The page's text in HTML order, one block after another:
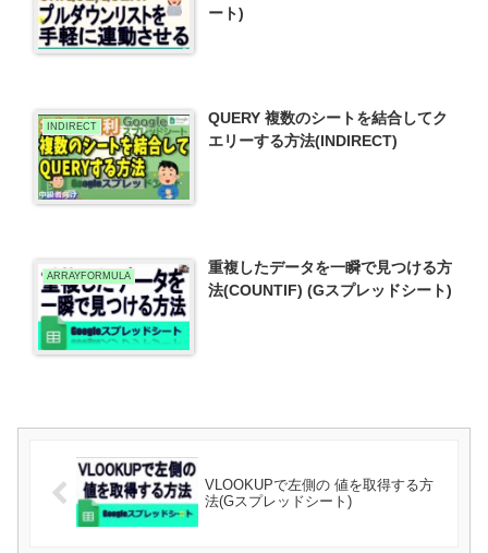
ート)
INDIRECT
QUERY 複数のシートを結合してク
エリーする方法(INDIRECT)
ARRAYFORMULA
重複したデータを一瞬で見つける方
法(COUNTIF) (Gスプレッドシート)
VLOOKUPで左側の 値を取得する方
法(Gスプレッドシート)